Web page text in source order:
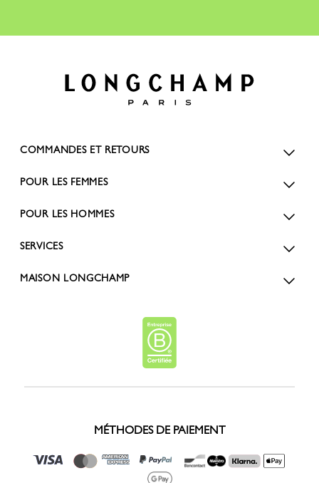
COMMANDES ET RETOURS
POUR LES FEMMES
POUR LES HOMMES
SERVICES
MAISON LONGCHAMP
MÉTHODES DE PAIEMENT